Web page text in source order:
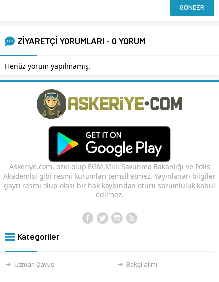
ZİYARETÇİ YORUMLARI - 0 YORUM
Henüz yorum yapılmamış.
Askeriye.com, özel olup EGM,Milli Savunma Bakanlığı ve Polis
Akademisi gibi resmi kurumları temsil etmez. Yayınlanan bilgiler
gayri resmi olup olası bir hak kaybından ötürü sorumluluk kabul
edilmez.
Kategoriler
Uzman Çavuş Bekçi alımı